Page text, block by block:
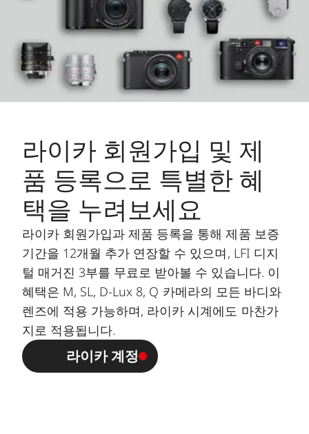
라이카 회원가입 및 제
품 등록으로 특별한 혜
택을 누려보세요
라이카 회원가입과 제품 등록을 통해 제품 보증
기간을 12개월 추가 연장할 수 있으며, LFI 디지
털 매거진 3부를 무료로 받아볼 수 있습니다. 이
혜택은 M, SL, D-Lux 8, Q 카메라의 모든 바디와
렌즈에 적용 가능하며, 라이카 시계에도 마찬가
지로 적용됩니다.
라이카 계정